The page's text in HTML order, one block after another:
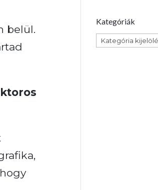
belül.
Kategóriák
Kategóriák